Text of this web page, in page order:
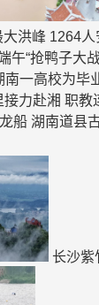
洪峰 1264
午“抢鸭子大
南一高校为毕
力赴湘 职教
船 湖南道县
长沙紫